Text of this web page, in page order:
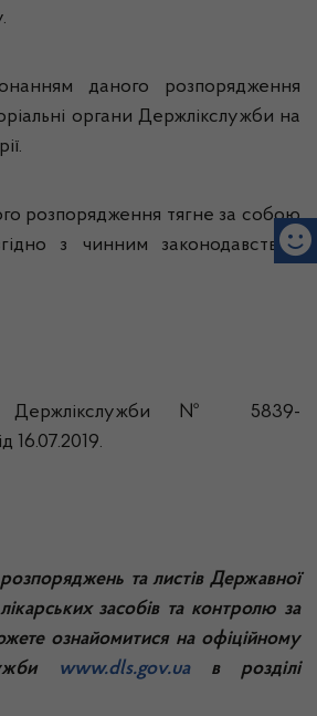
даного розпорядження
органи Держлікслужби на
розпорядження тягне за собою
згідно з чинним законодавством
Держлікслужби № 5839-
16.07.2019.
та листів Державної
засобів та контролю за
ознайомитися на офіційному
www.dls.gov.uaв розділі